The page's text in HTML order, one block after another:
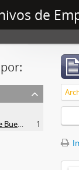
de
Archivo Histórico de la Ciudad de Buenos Aires
1